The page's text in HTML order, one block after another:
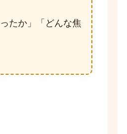
たか」「どんな焦